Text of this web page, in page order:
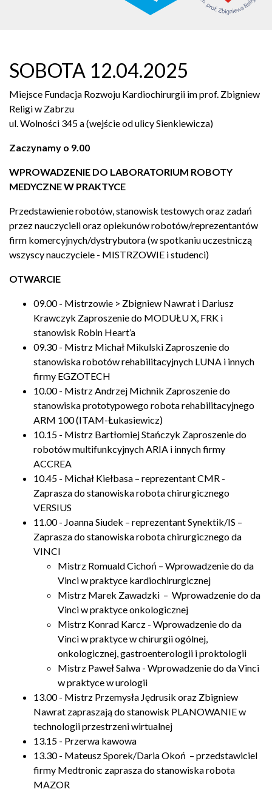
SOBOTA 12.04.2025
Miejsce Fundacja Rozwoju Kardiochirurgii im prof. Zbigniew
Religi w Zabrzu
ul. Wolności 345 a (wejście od ulicy Sienkiewicza)
Zaczynamy o 9.00
WPROWADZENIE DO LABORATORIUM ROBOTY
MEDYCZNE W PRAKTYCE
Przedstawienie robotów, stanowisk testowych oraz zadań
przez nauczycieli oraz opiekunów robotów/reprezentantów
firm komercyjnych/dystrybutora (w spotkaniu uczestniczą
wszyscy nauczyciele - MISTRZOWIE i studenci)
OTWARCIE
09.00 - Mistrzowie > Zbigniew Nawrat i Dariusz
Krawczyk Zaproszenie do MODUŁU X, FRK i
stanowisk Robin Heart’a
09.30 - Mistrz Michał Mikulski Zaproszenie do
stanowiska robotów rehabilitacyjnych LUNA i innych
firmy EGZOTECH
10.00 - Mistrz Andrzej Michnik Zaproszenie do
stanowiska prototypowego robota rehabilitacyjnego
ARM 100 (ITAM-Łukasiewicz)
10.15 - Mistrz Bartłomiej Stańczyk Zaproszenie do
robotów multifunkcyjnych ARIA i innych firmy
ACCREA
10.45 - Michał Kiełbasa – reprezentant CMR -
Zaprasza do stanowiska robota chirurgicznego
VERSIUS
11.00 - Joanna Siudek – reprezentant Synektik/IS –
Zaprasza do stanowiska robota chirurgicznego da
VINCI
Mistrz Romuald Cichoń – Wprowadzenie do da
Vinci w praktyce kardiochirurgicznej
Mistrz Marek Zawadzki – Wprowadzenie do da
Vinci w praktyce onkologicznej
Mistrz Konrad Karcz - Wprowadzenie do da
Vinci w praktyce w chirurgii ogólnej,
onkologicznej, gastroenterologii i proktologii
Mistrz Paweł Salwa - Wprowadzenie do da Vinci
w praktyce w urologii
13.00 - Mistrz Przemysła Jędrusik oraz Zbigniew
Nawrat zapraszają do stanowisk PLANOWANIE w
technologii przestrzeni wirtualnej
13.15 - Przerwa kawowa
13.30 - Mateusz Sporek/Daria Okoń – przedstawiciel
firmy Medtronic zaprasza do stanowiska robota
MAZOR